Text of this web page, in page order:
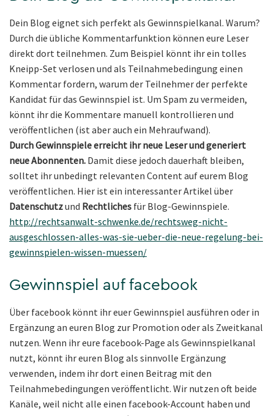
Dein Blog eignet sich perfekt als Gewinnspielkanal. Warum?
Durch die übliche Kommentarfunktion können eure Leser
direkt dort teilnehmen. Zum Beispiel könnt ihr ein tolles
Kneipp-Set verlosen und als Teilnahmebedingung einen
Kommentar fordern, warum der Teilnehmer der perfekte
Kandidat für das Gewinnspiel ist. Um Spam zu vermeiden,
könnt ihr die Kommentare manuell kontrollieren und
veröffentlichen (ist aber auch ein Mehraufwand).
Durch Gewinnspiele erreicht ihr neue Leser und generiert
neue Abonnenten. Damit diese jedoch dauerhaft bleiben,
solltet ihr unbedingt relevanten Content auf eurem Blog
veröffentlichen. Hier ist ein interessanter Artikel über
Datenschutzund Rechtliches für Blog-Gewinnspiele.
http://rechtsanwalt-schwenke.de/rechtsweg-nicht-
ausgeschlossen-alles-was-sie-ueber-die-neue-regelung-bei-
gewinnspielen-wissen-muessen/
Gewinnspiel auf facebook
Über facebook könnt ihr euer Gewinnspiel ausführen oder in
Ergänzung an euren Blog zur Promotion oder als Zweitkanal
nutzen. Wenn ihr eure facebook-Page als Gewinnspielkanal
nutzt, könnt ihr euren Blog als sinnvolle Ergänzung
verwenden, indem ihr dort einen Beitrag mit den
Teilnahmebedingungen veröffentlicht. Wir nutzen oft beide
Kanäle, weil nicht alle einen facebook-Account haben und